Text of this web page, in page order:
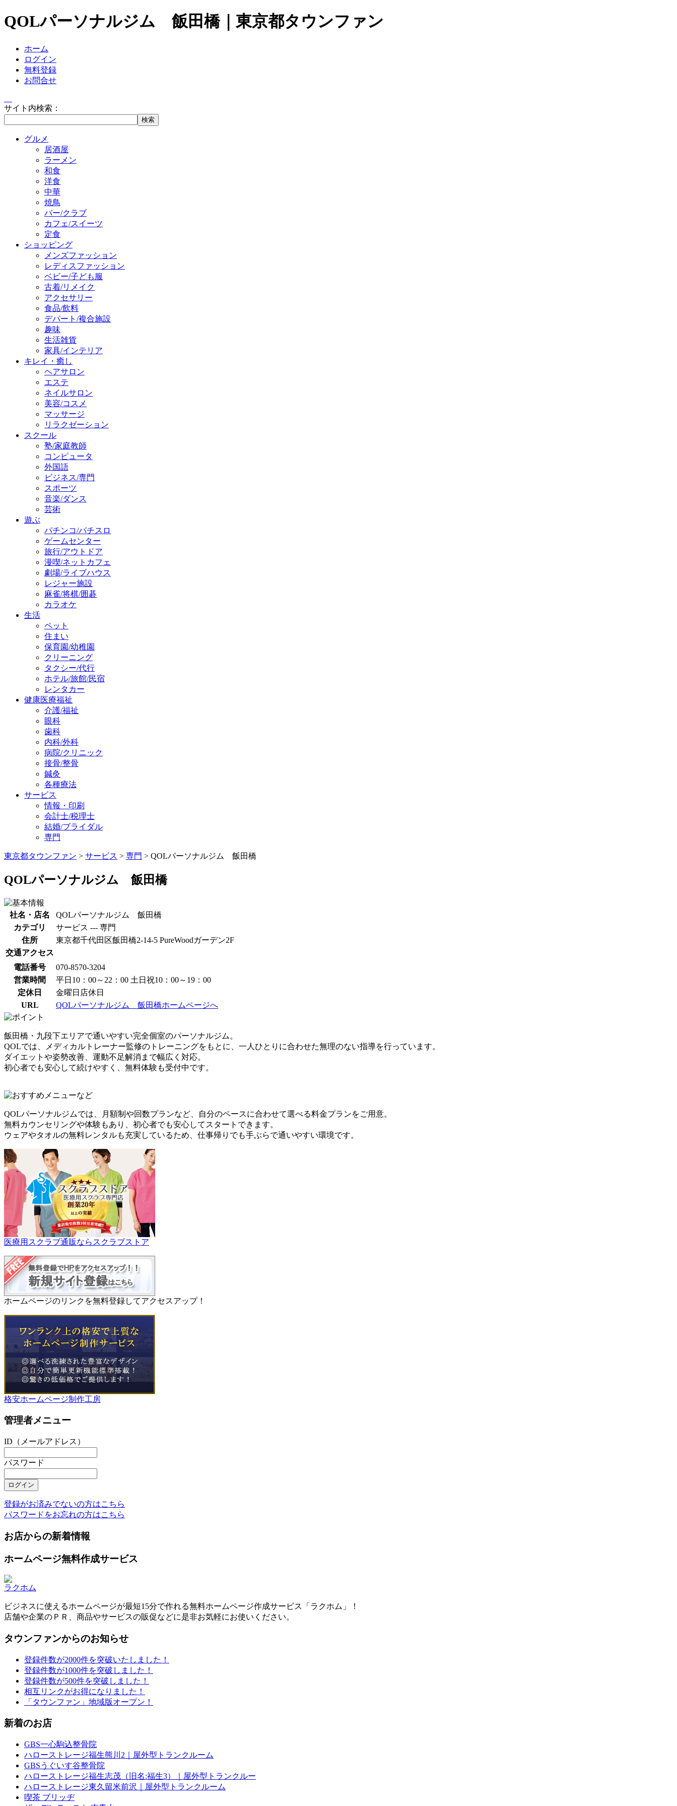
QOLパーソナルジム 飯田橋｜東京都タウンファン
ホーム
ログイン
無料登録
お問合せ
サイト内検索：
グルメ
居酒屋
ラーメン
和食
洋食
中華
焼鳥
バー/クラブ
カフェ/スイーツ
定食
ショッピング
メンズファッション
レディスファッション
ベビー/子ども服
古着/リメイク
アクセサリー
食品/飲料
デパート/複合施設
趣味
生活雑貨
家具/インテリア
キレイ・癒し
ヘアサロン
エステ
ネイルサロン
美容/コスメ
マッサージ
リラクゼーション
スクール
塾/家庭教師
コンピュータ
外国語
ビジネス/専門
スポーツ
音楽/ダンス
芸術
遊ぶ
パチンコ/パチスロ
ゲームセンター
旅行/アウトドア
漫喫/ネットカフェ
劇場/ライブハウス
レジャー施設
麻雀/将棋/囲碁
カラオケ
生活
ペット
住まい
保育園/幼稚園
クリーニング
タクシー/代行
ホテル/旅館/民宿
レンタカー
健康医療福祉
介護/福祉
眼科
歯科
内科/外科
病院/クリニック
接骨/整骨
鍼灸
各種療法
サービス
情報・印刷
会計士/税理士
結婚/ブライダル
専門
東京都タウンファン > サービス > 専門 > QOLパーソナルジム 飯田橋
QOLパーソナルジム 飯田橋
社名・店名
QOLパーソナルジム 飯田橋
カテゴリ
サービス --- 専門
住所
東京都千代田区飯田橋2-14-5 PureWoodガーデン2F
交通アクセス
電話番号
070-8570-3204
営業時間
平日10：00～22：00 土日祝10：00～19：00
定休日
金曜日店休日
URL
QOLパーソナルジム 飯田橋ホームページへ
飯田橋・九段下エリアで通いやすい完全個室のパーソナルジム。
QOLでは、メディカルトレーナー監修のトレーニングをもとに、一人ひとりに合わせた無理のない指導を行っています。
ダイエットや姿勢改善、運動不足解消まで幅広く対応。
初心者でも安心して続けやすく、無料体験も受付中です。
QOLパーソナルジムでは、月額制や回数プランなど、自分のペースに合わせて選べる料金プランをご用意。
無料カウンセリングや体験もあり、初心者でも安心してスタートできます。
ウェアやタオルの無料レンタルも充実しているため、仕事帰りでも手ぶらで通いやすい環境です。
医療用スクラブ通販ならスクラブストア
ホームページのリンクを無料登録してアクセスアップ！
格安ホームページ制作工房
管理者メニュー
ID（メールアドレス）
パスワード
登録がお済みでないの方はこちら
パスワードをお忘れの方はこちら
お店からの新着情報
ホームページ無料作成サービス
ラクホム
ビジネスに使えるホームページが最短15分で作れる無料ホームページ作成サービス「ラクホム」！
店舗や企業のＰＲ、商品やサービスの販促などに是非お気軽にお使いください。
タウンファンからのお知らせ
登録件数が2000件を突破いたしました！
登録件数が1000件を突破しました！
登録件数が500件を突破しました！
相互リンクがお得になりました！
「タウンファン」地域版オープン！
新着のお店
GBS一心駒込整骨院
ハローストレージ福生熊川2｜屋外型トランクルーム
GBSうぐいす谷整骨院
ハローストレージ福生志茂（旧名:福生3）｜屋外型トランクルー
ハローストレージ東久留米前沢｜屋外型トランクルーム
喫茶 ブリッヂ